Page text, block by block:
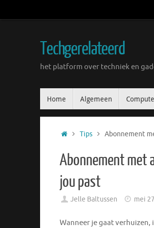
naar
Techgerelateerd
het platform over techniek en
naarHome Algemeen
HomeTips Abonnement
Abonnement met
jou past
Jelle Baltussen mei
Wanneer je gaat